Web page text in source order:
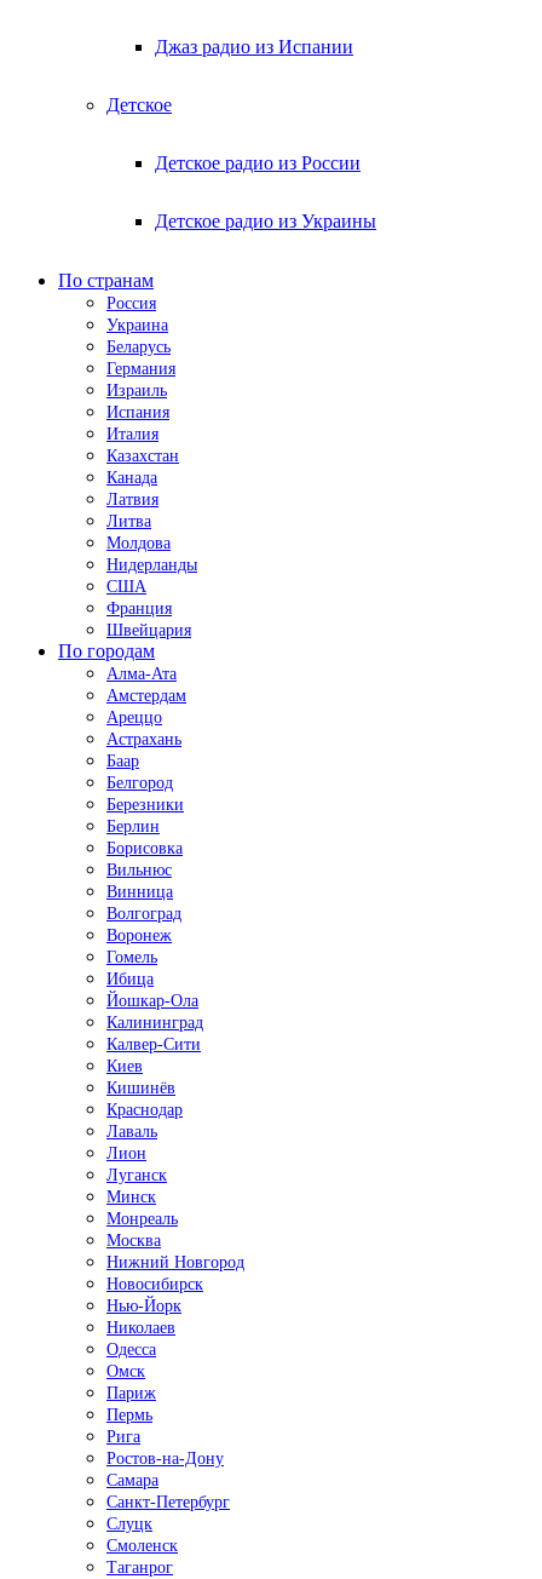
Джаз радио из Испании
Детское
Детское радио из России
Детское радио из Украины
По странам
Россия
Украина
Беларусь
Германия
Израиль
Испания
Италия
Казахстан
Канада
Латвия
Литва
Молдова
Нидерланды
США
Франция
Швейцария
По городам
Алма-Ата
Амстердам
Ареццо
Астрахань
Баар
Белгород
Березники
Берлин
Борисовка
Вильнюс
Винница
Волгоград
Воронеж
Гомель
Ибица
Йошкар-Ола
Калининград
Калвер-Сити
Киев
Кишинёв
Краснодар
Лаваль
Лион
Луганск
Минск
Монреаль
Москва
Нижний Новгород
Новосибирск
Нью-Йорк
Николаев
Одесса
Омск
Париж
Пермь
Рига
Ростов-на-Дону
Самара
Санкт-Петербург
Слуцк
Смоленск
Таганрог